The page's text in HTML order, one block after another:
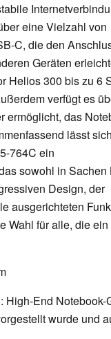
eine Vielzahl von
C, die den
Geräten
Helios 300 bis zu 6
verfügt es
ermöglicht, das
lässt
764C ein
sowohl in Sachen
Design, der
ausgerichteten
Wahl für alle, die ein
: High-End Notebook-
wurde und